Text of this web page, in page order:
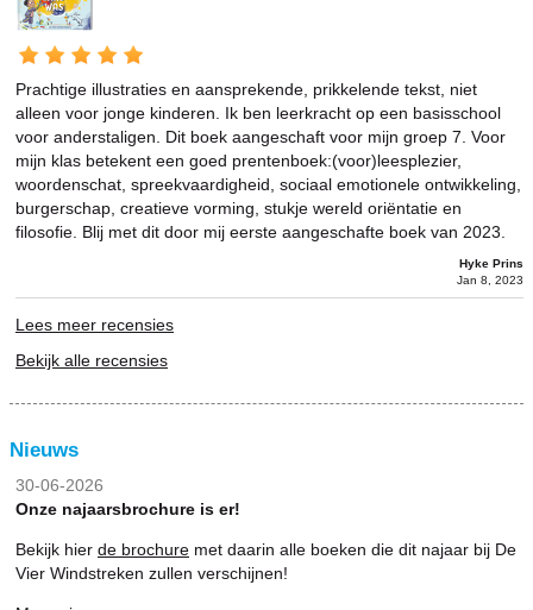
Prachtige illustraties en aansprekende, prikkelende tekst, niet
alleen voor jonge kinderen. Ik ben leerkracht op een basisschool
voor anderstaligen. Dit boek aangeschaft voor mijn groep 7. Voor
mijn klas betekent een goed prentenboek:(voor)leesplezier,
woordenschat, spreekvaardigheid, sociaal emotionele ontwikkeling,
burgerschap, creatieve vorming, stukje wereld oriëntatie en
filosofie. Blij met dit door mij eerste aangeschafte boek van 2023.
Hyke Prins
Jan 8, 2023
Lees meer recensies
Bekijk alle recensies
Nieuws
30-06-2026
Onze najaarsbrochure is er!
Bekijk hier de brochure met daarin alle boeken die dit najaar bij De
Vier Windstreken zullen verschijnen!